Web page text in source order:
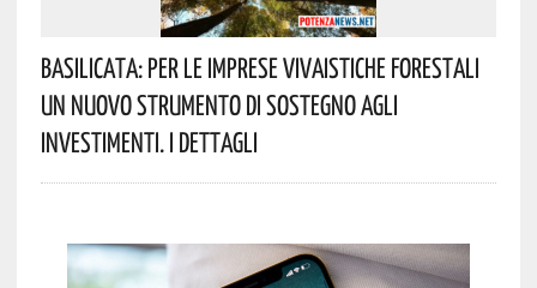
Basilicata: Per Le Imprese Vivaistiche Forestali
Un Nuovo Strumento Di Sostegno Agli
Investimenti. I Dettagli